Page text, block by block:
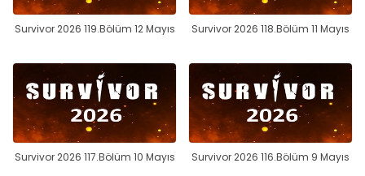
Survivor 2026 119.Bölüm 12 Mayıs Survivor 2026 118.Bölüm 11 Mayıs
Survivor 2026 117.Bölüm 10 Mayıs Survivor 2026 116.Bölüm 9 Mayıs